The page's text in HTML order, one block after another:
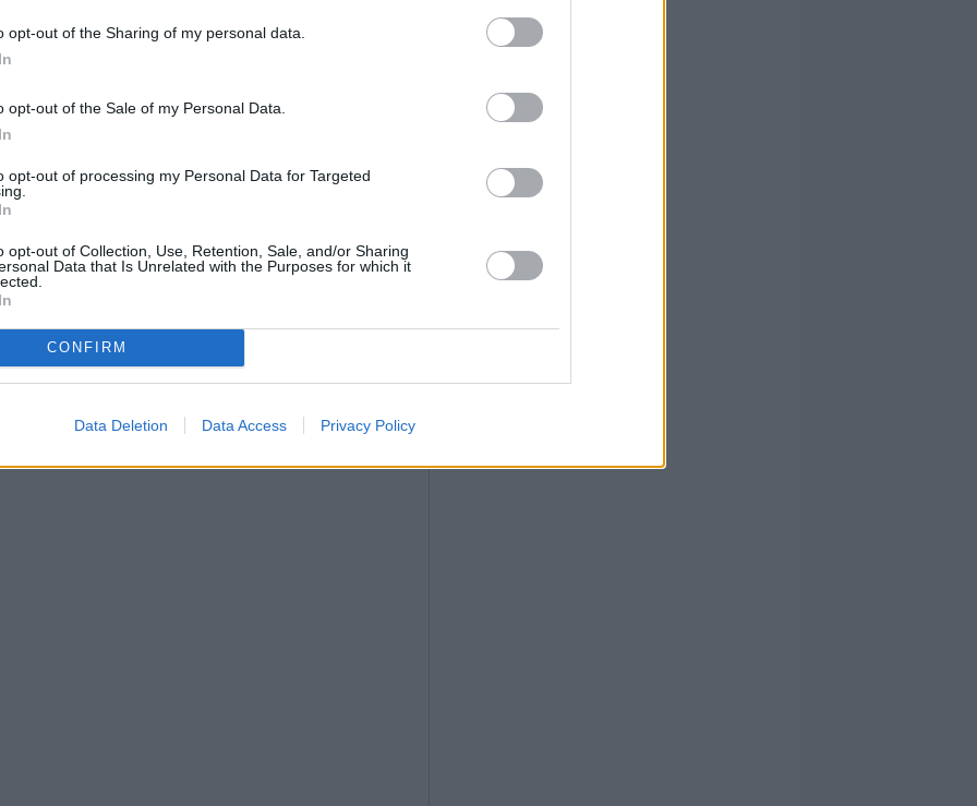
opt-out of the Sharing of my personal data.
opt-out of the Sale of my Personal Data.
opt-out of processing my Personal Data for Targeted
opt-out of Collection, Use, Retention, Sale, and/or Sharing
Data that Is Unrelated with the Purposes for which it
CONFIRM
Data Deletion Data Access Privacy Policy
del equipo de Gobierno para la construcción de
más de dos años, así como su consecuente
obstante, según está contemplado en el nuevo
podrán acceder, en parte, a esa